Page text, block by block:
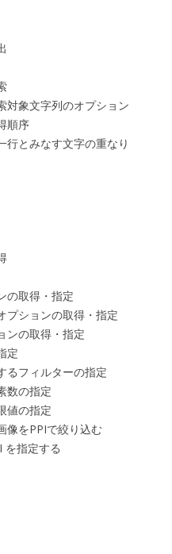
対象文字列のオプション
順序
行とみなす文字の重なり
の取得・指定
プションの取得・指定
ンの取得・指定
定
るフィルターの指定
数の指定
値の指定
像をPPIで絞り込む
を指定する